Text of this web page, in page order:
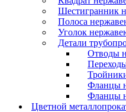
Шестигранник
Полоса
Уголок
Детали
Отводы
Фланцы
Фланцы
Цветной